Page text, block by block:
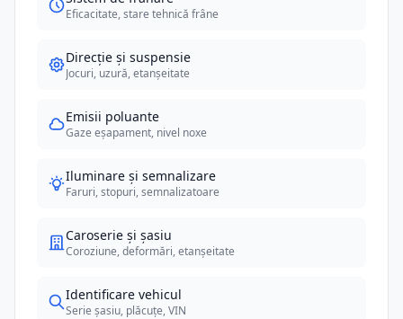
Eficacitate, stare tehnică frâne
Direcție și suspensie
Jocuri, uzură, etanșeitate
Emisii poluante
Gaze eșapament, nivel noxe
Iluminare și semnalizare
Faruri, stopuri, semnalizatoare
Caroserie și șasiu
Coroziune, deformări, etanșeitate
Identificare vehicul
Serie șasiu, plăcuțe, VIN